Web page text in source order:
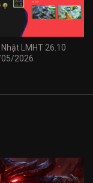
LMHT 26.10
2026